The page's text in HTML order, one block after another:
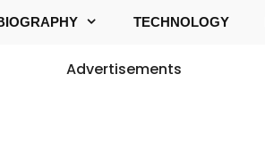
TECHNOLOGY
Advertisements